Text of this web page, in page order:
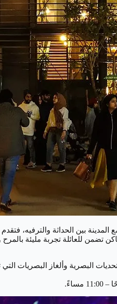
المدينة بين الحداثة والترفيه،
تضمن للعائلة تجربة مليئة
وألغاز البصريات التي